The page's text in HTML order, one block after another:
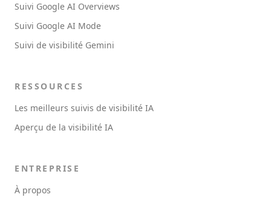
Suivi Google AI Overviews
Suivi Google AI Mode
Suivi de visibilité Gemini
RESSOURCES
Les meilleurs suivis de visibilité IA
Aperçu de la visibilité IA
ENTREPRISE
À propos